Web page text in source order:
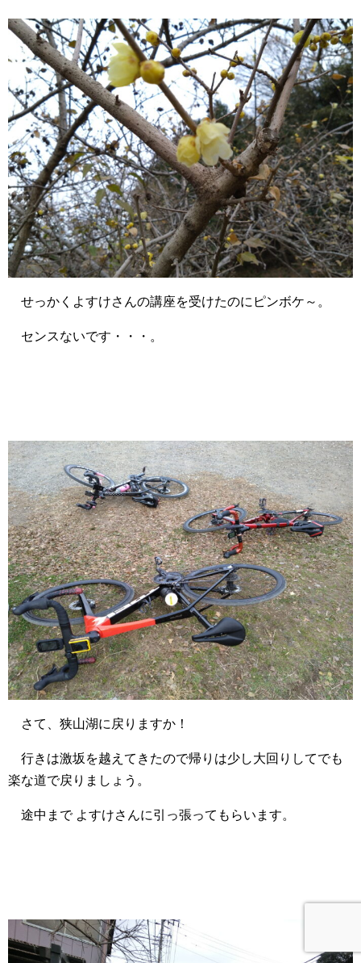
せっかくよすけさんの講座を受けたのにピンボケ～。
センスないです・・・。
さて、狭山湖に戻りますか！
行きは激坂を越えてきたので帰りは少し大回りしてでも
楽な道で戻りましょう。
途中まで よすけさんに引っ張ってもらいます。